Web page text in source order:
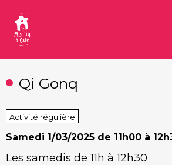
contenu
Qi Gonq
Activité régulière
Samedi 1/03/2025 de 11h00 à
Les samedis de 11h à 12h30